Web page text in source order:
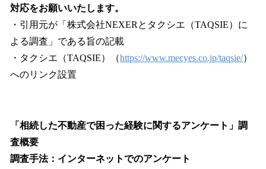
対応をお願いいたします。
・引用元が「株式会社NEXERとタクシエ（TAQSIE）に
よる調査」である旨の記載
・タクシエ（TAQSIE）（https://www.mecyes.co.jp/taqsie/）
へのリンク設置
「相続した不動産で困った経験に関するアンケート」調
査概要
調査手法：インターネットでのアンケート